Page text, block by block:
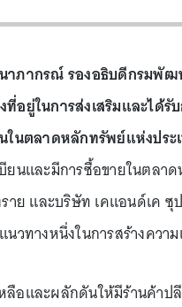
ภากรณ์ รองอธิบดีกรมพัฒ
อยู่ในการส่งเสริมและได้
ในตลาดหลักทรัพย์แห่งปร
ยนและมีการซื้อขายในตล
าย และบริษัท เคแอนด์เค
นวทางหนึ่งในการสร้างคว
ลือและผลักดันให้มีร้านค้าป